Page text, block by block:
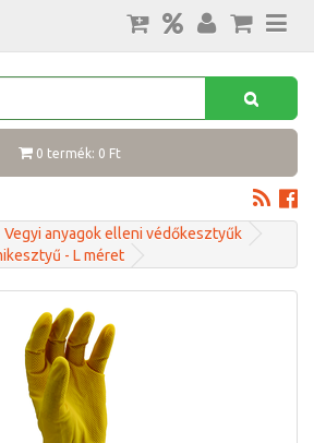
0 termék: 0 Ft
Vegyi anyagok elleni védőkesztyűk
- L méret